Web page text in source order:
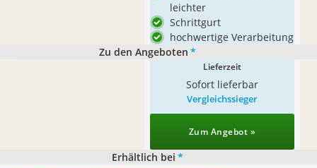
leichter
Schrittgurt
hochwertige Verarbeitung
Zu den Angeboten *
Lieferzeit
Sofort lieferbar
Vergleichssieger
Zum Angebot »
Erhältlich bei *